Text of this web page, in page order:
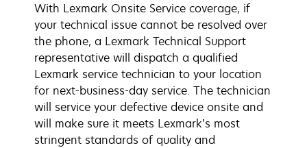
With Lexmark Onsite Service coverage, if
your technical issue cannot be resolved over
the phone, a Lexmark Technical Support
representative will dispatch a qualified
Lexmark service technician to your location
for next-business-day service. The technician
will service your defective device onsite and
will make sure it meets Lexmark’s most
stringent standards of quality and